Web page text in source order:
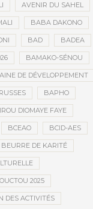
AVENIR DU SAHEL
BABA DAKONO
BAD BADEA
BAMAKO-SÉNOU
DE DÉVELOPPEMENT
BAPHO
DIOMAYE FAYE
BCEAO BCID-AES
BEURRE DE KARITÉ
2025
DES ACTIVITÉS